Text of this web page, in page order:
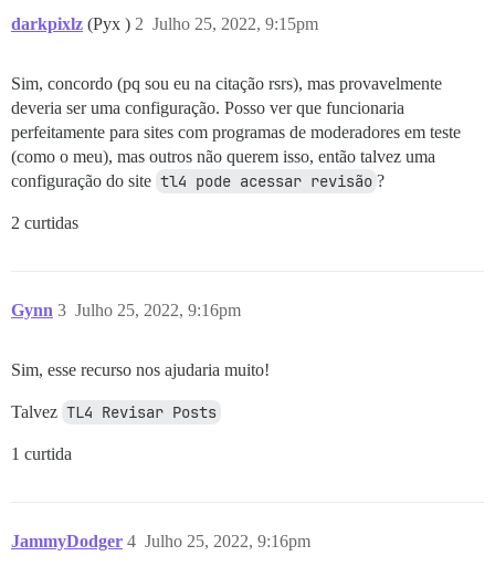
darkpixlz (Pyx ) Julho 25, 2022, 9:15pm
2
Sim, concordo (pq sou eu na citação rsrs), mas provavelmente
deveria ser uma configuração. Posso ver que funcionaria
perfeitamente para sites com programas de moderadores em teste
(como o meu), mas outros não querem isso, então talvez uma
configuração do site tl4 pode acessar revisão ?
2 curtidas
Gynn Julho 25, 2022, 9:16pm
3
Sim, esse recurso nos ajudaria muito!
Talvez TL4 Revisar Posts
1 curtida
JammyDodger Julho 25, 2022, 9:16pm
4